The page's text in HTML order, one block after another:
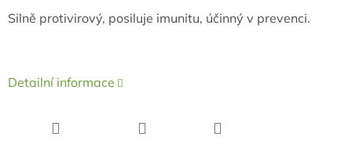
Silně protivirový, posiluje imunitu, účinný v prevenci.
Detailní informace